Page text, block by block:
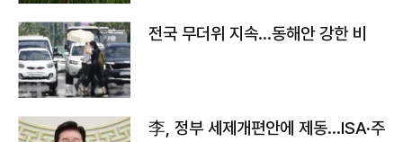
전국 무더위 지속…동해안 강한 비
李, 정부 세제개편안에 제동…ISA·주